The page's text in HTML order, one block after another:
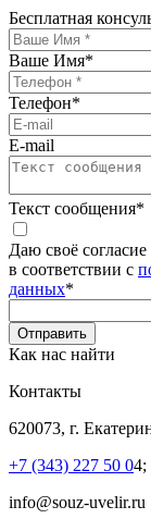
Бесплатная
Ваше Имя*
Телефон*
E-mail
Текст сообщения*
Даю своё
в соответствии с
данных*
Как нас найти
Контакты
620073, г.
+7 (343) 227 50 04;
info@souz-uvelir.ru